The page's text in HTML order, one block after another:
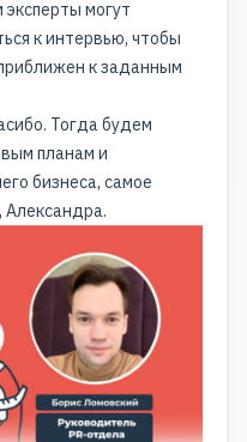
могут
к интервью, чтобы
к заданным
Тогда будем
планам и
бизнеса, самое
Александра.